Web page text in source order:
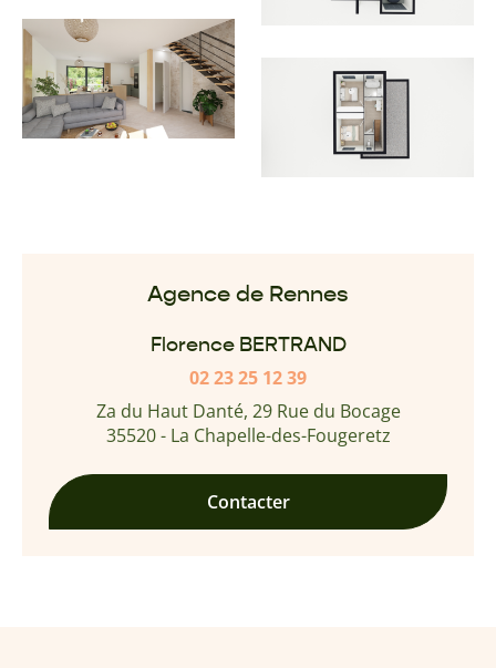
Agence de Rennes
Florence BERTRAND
02 23 25 12 39
Za du Haut Danté, 29 Rue du Bocage
35520 - La Chapelle-des-Fougeretz
Contacter